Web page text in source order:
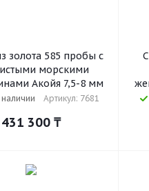
золота 585 пробы с
морскими
Акойя 7,5-8 мм
наличии Артикул: 7681
431 300₸